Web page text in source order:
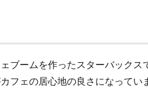
ブームを作ったスターバックス
フェの居心地の良さになってい